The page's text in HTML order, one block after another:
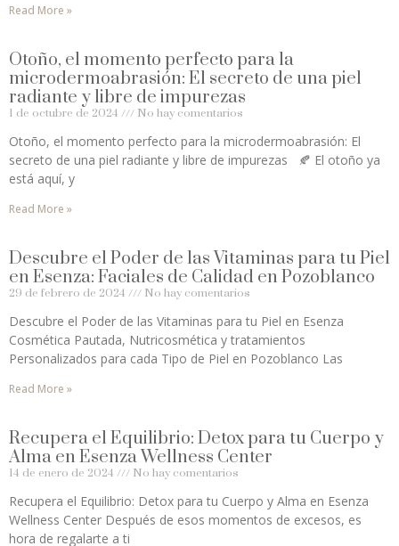
Read More »
Otoño, el momento perfecto para la
microdermoabrasión: El secreto de una piel
radiante y libre de impurezas
1 de octubre de 2024 No hay comentarios
Otoño, el momento perfecto para la microdermoabrasión: El
secreto de una piel radiante y libre de impurezas 🍂 El otoño ya
está aquí, y
Read More »
Descubre el Poder de las Vitaminas para tu Piel
en Esenza: Faciales de Calidad en Pozoblanco
29 de febrero de 2024 No hay comentarios
Descubre el Poder de las Vitaminas para tu Piel en Esenza
Cosmética Pautada, Nutricosmética y tratamientos
Personalizados para cada Tipo de Piel en Pozoblanco Las
Read More »
Recupera el Equilibrio: Detox para tu Cuerpo y
Alma en Esenza Wellness Center
14 de enero de 2024 No hay comentarios
Recupera el Equilibrio: Detox para tu Cuerpo y Alma en Esenza
Wellness Center Después de esos momentos de excesos, es
hora de regalarte a ti